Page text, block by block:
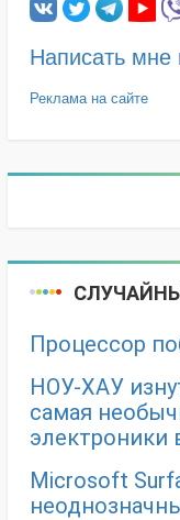
Написать мне
Реклама на сайте
Процессор
НОУ-ХАУ
самая
электроники
Microsoft